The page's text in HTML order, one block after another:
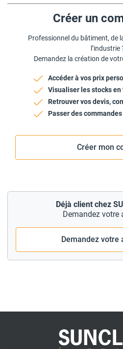
Créer un
Professionnel du bâtiment, de
l’industrie
Demandez la création de
Accéder à vos prix
Visualiser les stocks en
Retrouver vos devis,
Passer des
Créer mon
Déjà client chez
Demandez votre
Demandez votre